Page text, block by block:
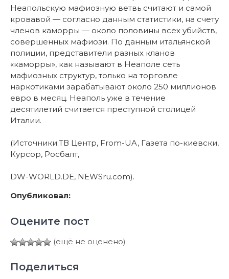
Неапольскую мафиозную ветвь считают и самой
кровавой — согласно данным статистики, на счету
членов каморры — около половины всех убийств,
совершенных мафиози. По данным итальянской
полиции, представители разных кланов
«каморры», как называют в Неаполе сеть
мафиозных структур, только на торговле
наркотиками зарабатывают около 250 миллионов
евро в месяц. Неаполь уже в течение
десятилетий считается преступной столицей
Италии.
(Источники:ТВ Центр, From-UA, Газета по-киевски,
Курсор, Росбалт,
DW-WORLD.DE, NEWSru.com).
Опубликовал:
Оцените пост
(ещё не оценено)
Поделиться